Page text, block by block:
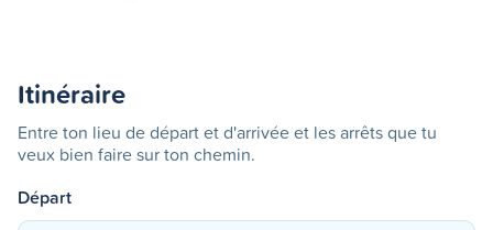
Itinéraire
Entre ton lieu de départ et d'arrivée et les arrêts que tu
veux bien faire sur ton chemin.
Départ